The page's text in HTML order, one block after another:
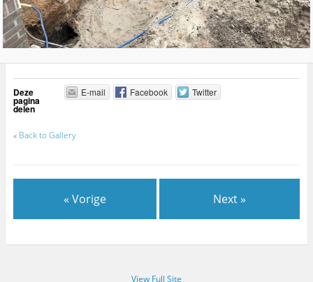
Deze
pagina
delen
E-mail Facebook Twitter
« Back to Gallery
« Vorige Next »
View Full Site